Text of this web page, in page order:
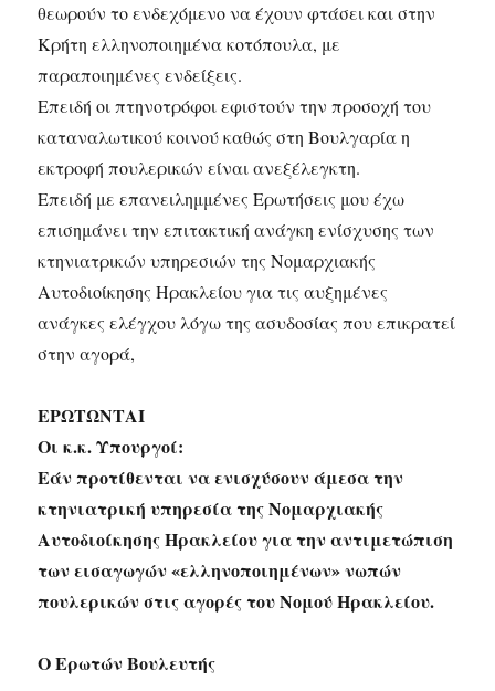
θεωρούν το ενδεχόμενο να έχουν φτάσει και στην
Κρήτη ελληνοποιημένα κοτόπουλα, με
παραποιημένες ενδείξεις.
Επειδή οι πτηνοτρόφοι εφιστούν την προσοχή του
καταναλωτικού κοινού καθώς στη Βουλγαρία η
εκτροφή πουλερικών είναι ανεξέλεγκτη.
Επειδή με επανειλημμένες Ερωτήσεις μου έχω
επισημάνει την επιτακτική ανάγκη ενίσχυσης των
κτηνιατρικών υπηρεσιών της Νομαρχιακής
Αυτοδιοίκησης Ηρακλείου για τις αυξημένες
ανάγκες ελέγχου λόγω της ασυδοσίας που επικρατεί
στην αγορά,
ΕΡΩΤΩΝΤΑΙ
Οι κ.κ. Υπουργοί:
Εάν προτίθενται να ενισχύσουν άμεσα την
κτηνιατρική υπηρεσία της Νομαρχιακής
Αυτοδιοίκησης Ηρακλείου για την αντιμετώπιση
των εισαγωγών «ελληνοποιημένων» νωπών
πουλερικών στις αγορές του Νομού Ηρακλείου.
Ο Ερωτών Βουλευτής